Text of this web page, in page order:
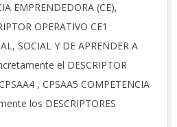
EMPRENDEDORA (CE),
OPERATIVO CE1
SOCIAL Y DE APRENDER A
el DESCRIPTOR
, CPSAA5 COMPETENCIA
los DESCRIPTORES